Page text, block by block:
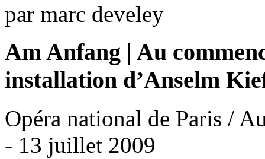
par marc develey
Am Anfang | Au
installation d’Anselm
Opéra national de Paris /
- 13 juillet 2009